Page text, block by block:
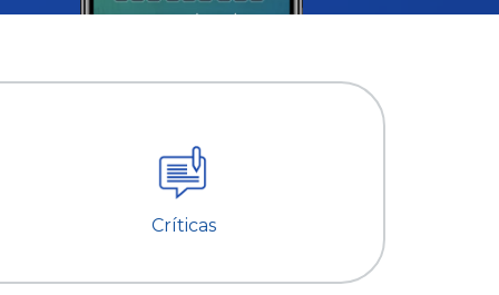
Críticas